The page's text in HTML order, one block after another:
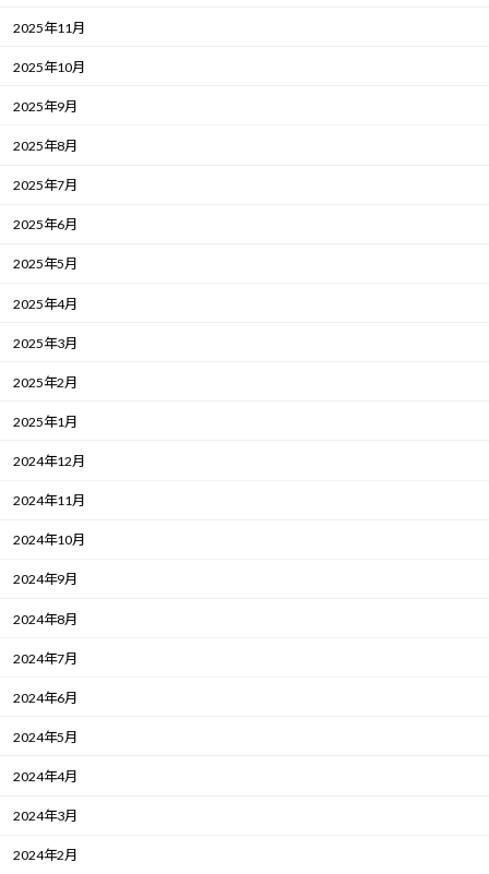
2025年11月
2025年10月
2025年9月
2025年8月
2025年7月
2025年6月
2025年5月
2025年4月
2025年3月
2025年2月
2025年1月
2024年12月
2024年11月
2024年10月
2024年9月
2024年8月
2024年7月
2024年6月
2024年5月
2024年4月
2024年3月
2024年2月